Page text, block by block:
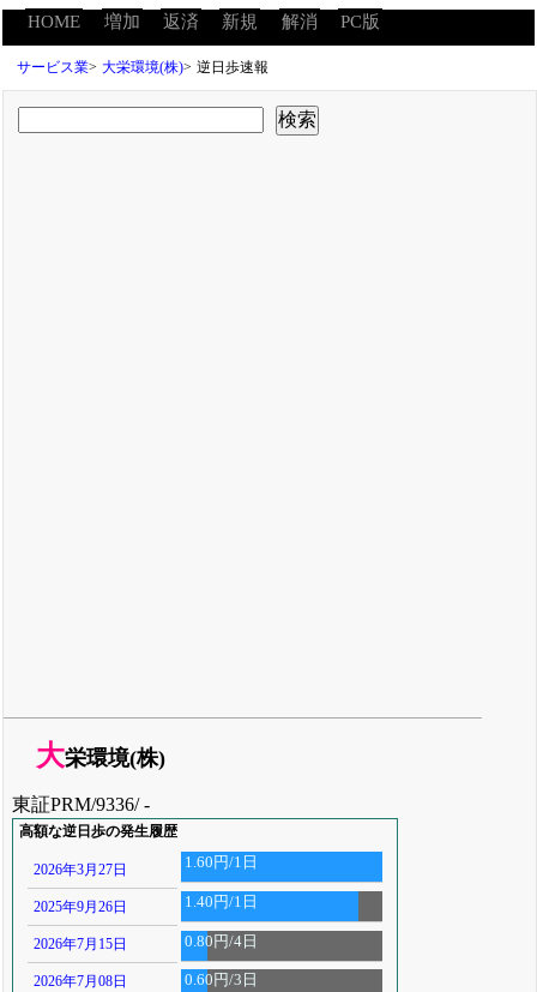
HOME 増加 返済 新規 解消 PC版
サービス業> 大栄環境(株)> 逆日歩速報
大栄環境(株)
東証PRM/9336/ -
高額な逆日歩の発生履歴
2026年3月27日 1.60円/1日
2025年9月26日 1.40円/1日
2026年7月15日 0.80円/4日
2026年7月08日 0.60円/3日